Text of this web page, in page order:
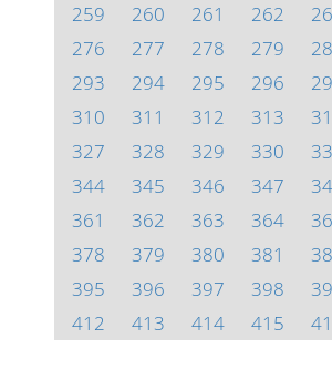
259
260 261 262
276
277 278 279
293
294 295 296
310
311 312 313
327
328 329 330
344
345 346 347
361
362 363 364
378
379 380 381
395
396 397 398
412
413 414 415